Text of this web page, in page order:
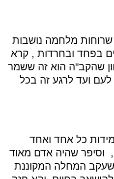
שרוחות מלחמה נושבות
בפחד ובחרדות , קרא
שהקב"ה הוא זה ששמר
ועד לרגע זה בכל
כל אחד ואחד
וסיפר שהיה אדם מאוד
שעקב המחלה המקוננת